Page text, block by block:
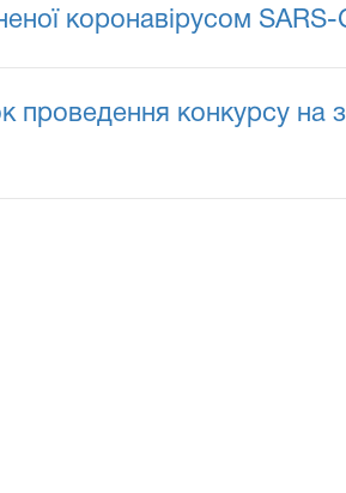
коронавірусом SARS-
проведення конкурсу на